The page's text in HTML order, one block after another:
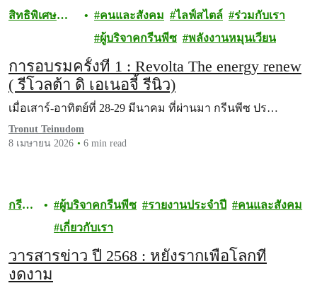
สิทธิพิเศษ
คนและสังคม ไลฟ์สไตล์
ร่วมกับเรา
ผู้บริจาคกรีนพีซ
พลังงานหมุนเวียน
การอบรมครั้งที่ 1 : Revolta The energy renew
( รีโวลต้า ดิ เอเนอจี้ รีนิว)
เมื่อเสาร์-อาทิตย์ที่ 28-29 มีนาคม ที่ผ่านมา กรีนพีซ ปร…
Tronut Teinudom
8 เมษายน 2026
6 min read
กรี
ผู้บริจาคกรีนพีซ รายงานประจำปี
คนและสังคม
เกี่ยวกับเรา
วารสารข่าว ปี 2568 : หยั่งรากเพื่อโลกที่
งดงาม